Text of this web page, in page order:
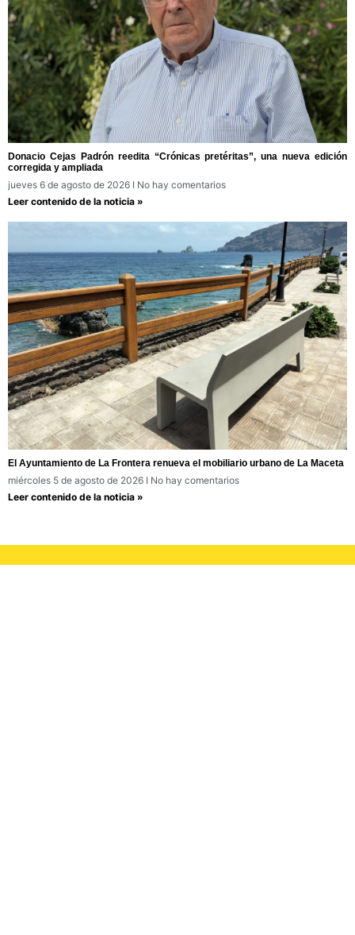
Donacio Cejas Padrón reedita “Crónicas pretéritas”, una nueva edición
corregida y ampliada
jueves 6 de agosto de 2026
No hay comentarios
Leer contenido de la noticia »
El Ayuntamiento de La Frontera renueva el mobiliario urbano de La Maceta
miércoles 5 de agosto de 2026
No hay comentarios
Leer contenido de la noticia »